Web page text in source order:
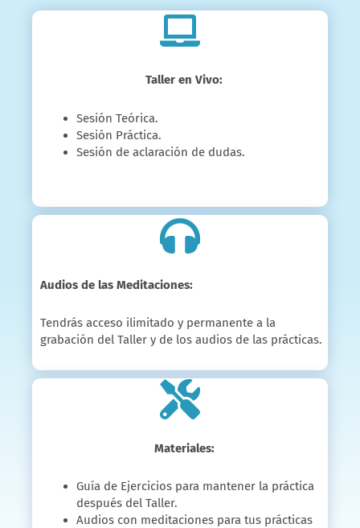
Taller en Vivo:
Sesión Teórica.
Sesión Práctica.
Sesión de aclaración de dudas.
Audios de las Meditaciones:
Tendrás acceso ilimitado y permanente a la
grabación del Taller y de los audios de las prácticas.
Materiales:
Guía de Ejercicios para mantener la práctica
después del Taller.
Audios con meditaciones para tus prácticas